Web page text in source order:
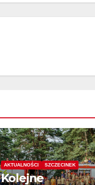
AKTUALNOŚCI SZCZECINEK
Kolejne